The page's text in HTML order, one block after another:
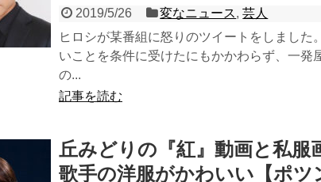
2019/5/26 変なニュース,芸人
ヒロシが某番組に怒りのツイートをしました
いことを条件に受けたにもかかわらず、一発
の...
記事を読む
丘みどりの『紅』動画と私服
歌手の洋服がかわいい【ポツ